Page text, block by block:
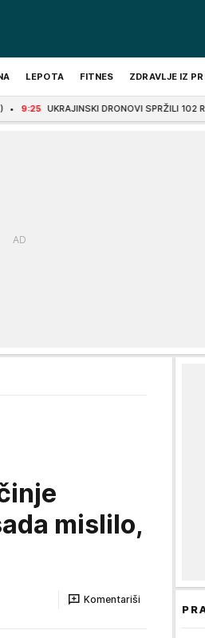
LEPOTA FITNES ZDRAVLJE IZ
DRONOVI SPRŽILI 102 RUSKA
mislilo,
Komentariši